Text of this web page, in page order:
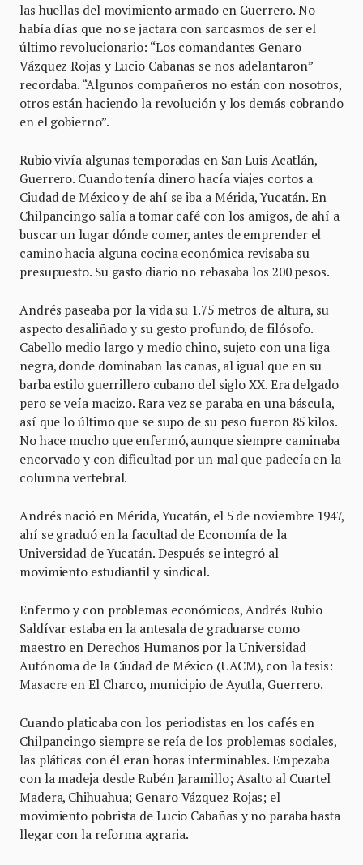
las huellas del movimiento armado en Guerrero. No
había días que no se jactara con sarcasmos de ser el
último revolucionario: “Los comandantes Genaro
Vázquez Rojas y Lucio Cabañas se nos adelantaron”
recordaba. “Algunos compañeros no están con nosotros,
otros están haciendo la revolución y los demás cobrando
en el gobierno”.
Rubio vivía algunas temporadas en San Luis Acatlán,
Guerrero. Cuando tenía dinero hacía viajes cortos a
Ciudad de México y de ahí se iba a Mérida, Yucatán. En
Chilpancingo salía a tomar café con los amigos, de ahí a
buscar un lugar dónde comer, antes de emprender el
camino hacia alguna cocina económica revisaba su
presupuesto. Su gasto diario no rebasaba los 200 pesos.
Andrés paseaba por la vida su 1.75 metros de altura, su
aspecto desaliñado y su gesto profundo, de filósofo.
Cabello medio largo y medio chino, sujeto con una liga
negra, donde dominaban las canas, al igual que en su
barba estilo guerrillero cubano del siglo XX. Era delgado
pero se veía macizo. Rara vez se paraba en una báscula,
así que lo último que se supo de su peso fueron 85 kilos.
No hace mucho que enfermó, aunque siempre caminaba
encorvado y con dificultad por un mal que padecía en la
columna vertebral.
Andrés nació en Mérida, Yucatán, el 5 de noviembre 1947,
ahí se graduó en la facultad de Economía de la
Universidad de Yucatán. Después se integró al
movimiento estudiantil y sindical.
Enfermo y con problemas económicos, Andrés Rubio
Saldívar estaba en la antesala de graduarse como
maestro en Derechos Humanos por la Universidad
Autónoma de la Ciudad de México (UACM), con la tesis:
Masacre en El Charco, municipio de Ayutla, Guerrero.
Cuando platicaba con los periodistas en los cafés en
Chilpancingo siempre se reía de los problemas sociales,
las pláticas con él eran horas interminables. Empezaba
con la madeja desde Rubén Jaramillo; Asalto al Cuartel
Madera, Chihuahua; Genaro Vázquez Rojas; el
movimiento pobrista de Lucio Cabañas y no paraba hasta
llegar con la reforma agraria.